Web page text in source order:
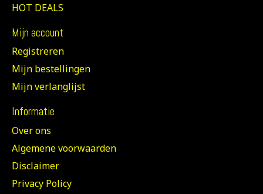
HOT DEALS
Mijn account
Registreren
Mijn bestellingen
Mijn verlanglijst
Informatie
Over ons
Algemene voorwaarden
Disclaimer
Privacy Policy